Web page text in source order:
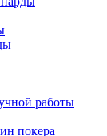
работы
покера